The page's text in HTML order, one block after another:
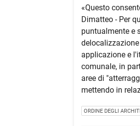
«Questo
Dimatteo - Per
puntualmente e
applicazione e
comunale, in
aree di
mettendo in
ORDINE DEGLI